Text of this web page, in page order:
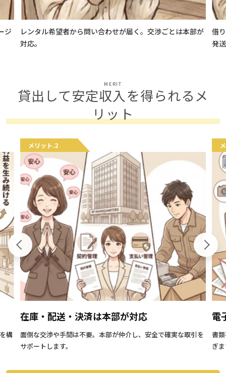
ジ
レンタル希望者から問い合わせが届く。交渉ごとは本部が
対応。
借
発
MERIT
貸出して安定収入を得られるメ
リット
構
メリット.2
在庫・配送・決済は本部が対応
面倒な交渉や手間は不要。本部が仲介し、安全で確実な取引を
サポートします。
電
書
ぎ